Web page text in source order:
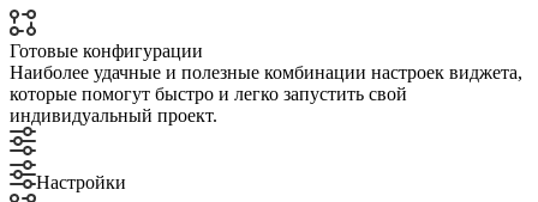
Готовые конфигурации
Наиболее удачные и полезные комбинации настроек виджета,
которые помогут быстро и легко запустить свой
индивидуальный проект.
Настройки